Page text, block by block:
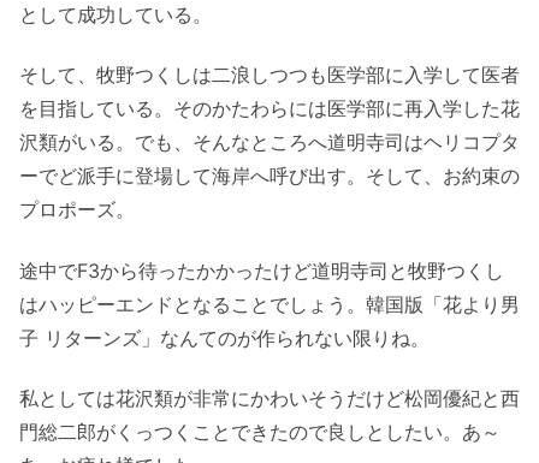
として成功している。
そして、牧野つくしは二浪しつつも医学部に入学して医者
を目指している。そのかたわらには医学部に再入学した花
沢類がいる。でも、そんなところへ道明寺司はヘリコプタ
ーでど派手に登場して海岸へ呼び出す。そして、お約束の
プロポーズ。
途中でF3から待ったかかったけど道明寺司と牧野つくし
はハッピーエンドとなることでしょう。韓国版「花より男
子 リターンズ」なんてのが作られない限りね。
私としては花沢類が非常にかわいそうだけど松岡優紀と西
門総二郎がくっつくことできたので良しとしたい。あ～